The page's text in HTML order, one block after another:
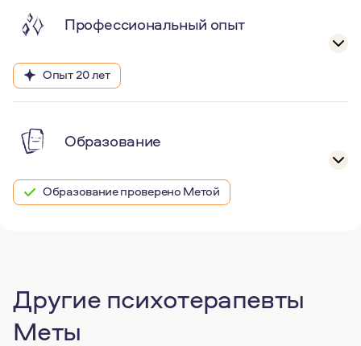
Профессиональный опыт
Опыт 20 лет
Образование
Образование проверено Метой
Другие психотерапевты
Меты